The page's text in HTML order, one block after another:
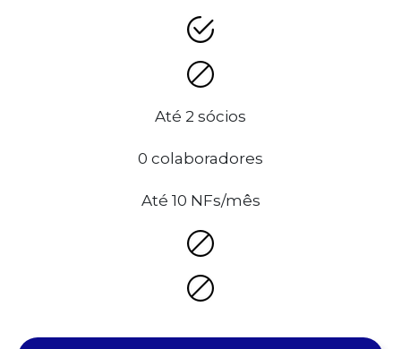
Até 2 sócios
0 colaboradores
Até 10 NFs/mês